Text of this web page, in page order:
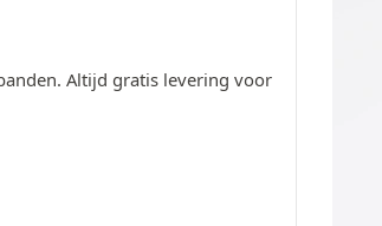
Altijd gratis levering voor